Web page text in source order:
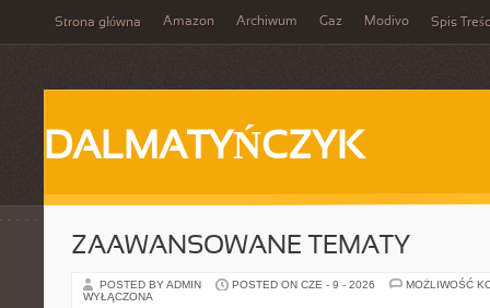
Strona główna Amazon Archiwum Gaz Modivo Spis
DALMATYŃCZYK
ZAAWANSOWANE TEMATY
POSTED BY ADMIN POSTED ON CZE - 9 - 2026
MOŻLIWOŚĆ
WYŁĄCZONA